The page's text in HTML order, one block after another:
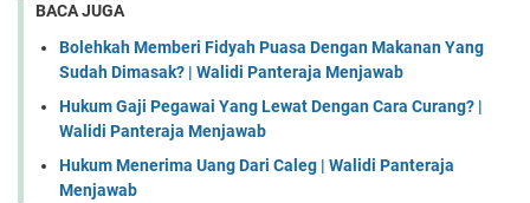
BACA JUGA
Bolehkah Memberi Fidyah Puasa Dengan Makanan Yang
Sudah Dimasak? | Walidi Panteraja Menjawab
Hukum Gaji Pegawai Yang Lewat Dengan Cara Curang? |
Walidi Panteraja Menjawab
Hukum Menerima Uang Dari Caleg | Walidi Panteraja
Menjawab